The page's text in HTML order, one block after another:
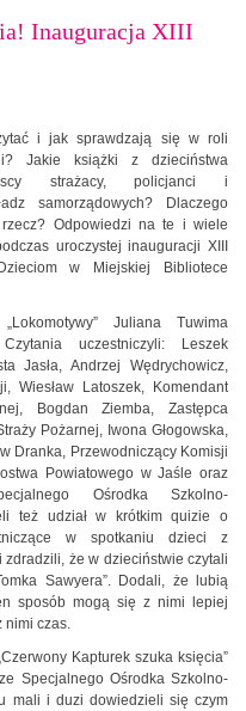
Inauguracja XIII
i jak sprawdzają się w roli
Jakie książki z dzieciństwa
strażacy, policjanci i
samorządowych? Dlaczego
Odpowiedzi na te i wiele
uroczystej inauguracji XIII
w Miejskiej Bibliotece
Juliana Tuwima
uczestniczyli: Leszek
Jasła, Andrzej Wędrychowicz,
Wiesław Latoszek, Komendant
Bogdan Ziemba, Zastępca
Pożarnej, Iwona Głogowska,
Dranka, Przewodniczący Komisji
Powiatowego w Jaśle oraz
Ośrodka Szkolno-
też udział w krótkim quizie o
w spotkaniu dzieci z
że w dzieciństwie czytali
Sawyera”. Dodali, że lubią
sposób mogą się z nimi lepiej
czas.
Kapturek szuka księcia”
Specjalnego Ośrodka Szkolno-
mali i duzi dowiedzieli się czym